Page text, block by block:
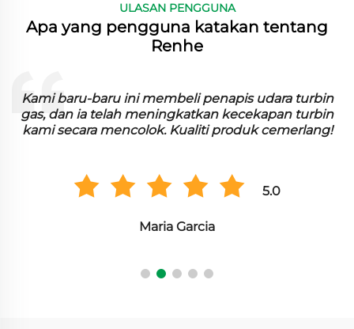
ULASAN PENGGUNA
Apa yang pengguna katakan tentang
Renhe
Kami baru-baru ini membeli penapis udara turbin
gas, dan ia telah meningkatkan kecekapan turbin
kami secara mencolok. Kualiti produk cemerlang!
5.0
Maria Garcia